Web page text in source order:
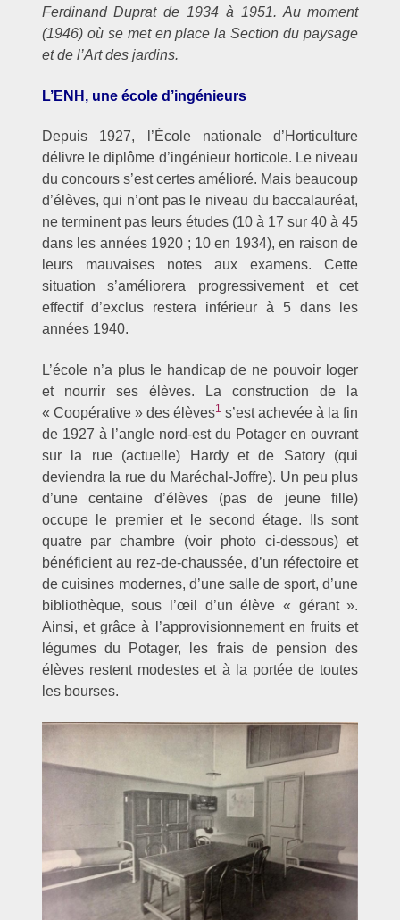
Ferdinand Duprat de 1934 à 1951. Au moment
(1946) où se met en place la Section du paysage
et de l’Art des jardins.
L’ENH, une école d’ingénieurs
Depuis 1927, l’École nationale d’Horticulture
délivre le diplôme d’ingénieur horticole. Le niveau
du concours s’est certes amélioré. Mais beaucoup
d’élèves, qui n’ont pas le niveau du baccalauréat,
ne terminent pas leurs études (10 à 17 sur 40 à 45
dans les années 1920 ; 10 en 1934), en raison de
leurs mauvaises notes aux examens. Cette
situation s’améliorera progressivement et cet
effectif d’exclus restera inférieur à 5 dans les
années 1940.
L’école n’a plus le handicap de ne pouvoir loger
et nourrir ses élèves. La construction de la
« Coopérative » des élèves1 s’est achevée à la fin
de 1927 à l’angle nord-est du Potager en ouvrant
sur la rue (actuelle) Hardy et de Satory (qui
deviendra la rue du Maréchal-Joffre). Un peu plus
d’une centaine d’élèves (pas de jeune fille)
occupe le premier et le second étage. Ils sont
quatre par chambre (voir photo ci-dessous) et
bénéficient au rez-de-chaussée, d’un réfectoire et
de cuisines modernes, d’une salle de sport, d’une
bibliothèque, sous l’œil d’un élève « gérant ».
Ainsi, et grâce à l’approvisionnement en fruits et
légumes du Potager, les frais de pension des
élèves restent modestes et à la portée de toutes
les bourses.